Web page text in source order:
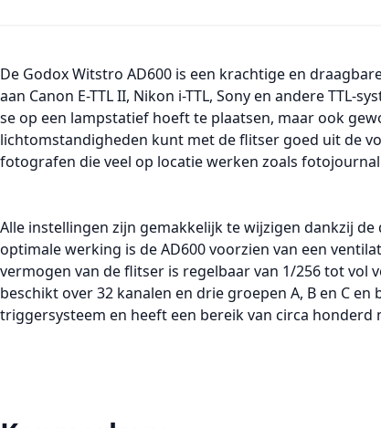
De Godox Witstro AD600 is een krachtige en
aan Canon E-TTL II, Nikon i-TTL, Sony en andere
se op een lampstatief hoeft te plaatsen, maar ook
lichtomstandigheden kunt met de flitser goed uit de
fotografen die veel op locatie werken zoals
Alle instellingen zijn gemakkelijk te wijzigen dankzij
optimale werking is de AD600 voorzien van een
vermogen van de flitser is regelbaar van 1/256 tot vol
beschikt over 32 kanalen en drie groepen A, B en C
triggersysteem en heeft een bereik van circa honderd